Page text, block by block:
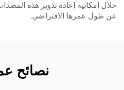
خلال إمكانية إعادة تدوير هذه
عن طول عمرها الافتراضي.
نصائح